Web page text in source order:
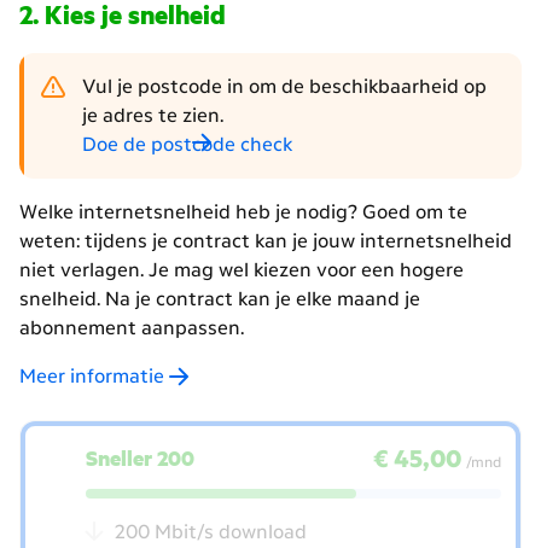
adres?
Kies je snelheid
Vul je postcode in om de beschikbaarheid op
je adres te zien.
Doe de postcode check
Welke internetsnelheid heb je nodig? Goed om te
weten: tijdens je contract kan je jouw internetsnelheid
niet verlagen. Je mag wel kiezen voor een hogere
snelheid. Na je contract kan je elke maand je
abonnement aanpassen.
Meer informatie
kies
internet
Sneller 200 € 45,00
€ 45,00
per maand /mnd
200 Mbit/s download